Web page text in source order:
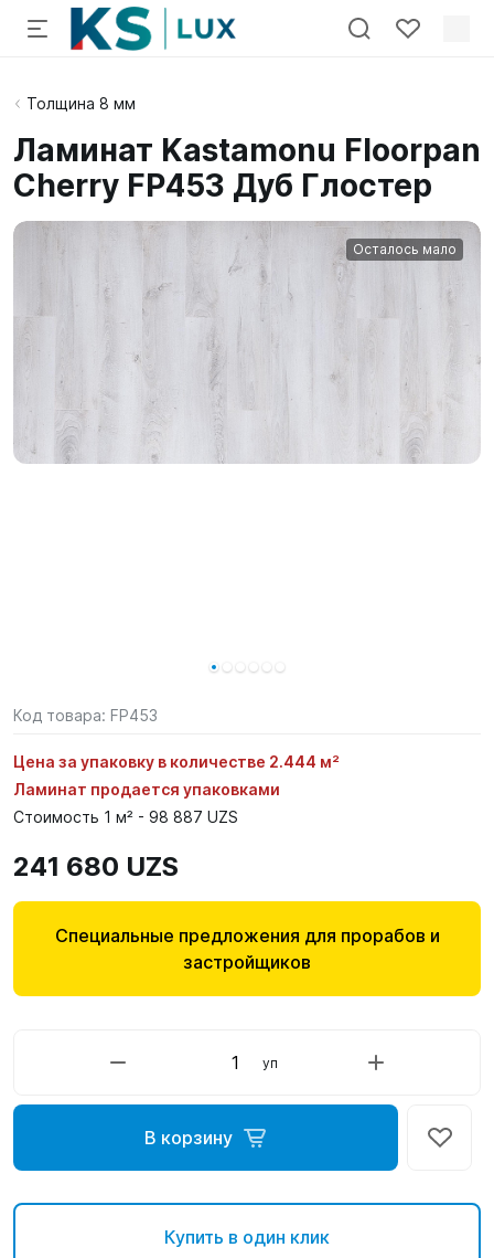
Толщина 8 мм
Ламинат Kastamonu Floorpan
Cherry FP453 Дуб Глостер
Осталось мало
Код товара: FP453
Цена за упаковку в количестве 2.444 м²
Ламинат продается упаковками
Стоимость 1 м² - 98 887 UZS
241 680 UZS
Специальные предложения для прорабов и
застройщиков
уп
В корзину
Купить в один клик